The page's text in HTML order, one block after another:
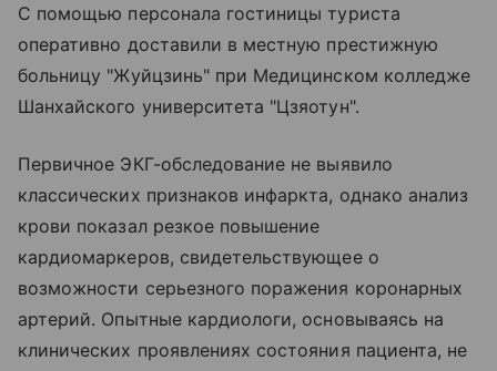
С помощью персонала гостиницы туриста
оперативно доставили в местную престижную
больницу "Жуйцзинь" при Медицинском колледже
Шанхайского университета "Цзяотун".
Первичное ЭКГ-обследование не выявило
классических признаков инфаркта, однако анализ
крови показал резкое повышение
кардиомаркеров, свидетельствующее о
возможности серьезного поражения коронарных
артерий. Опытные кардиологи, основываясь на
клинических проявлениях состояния пациента, не